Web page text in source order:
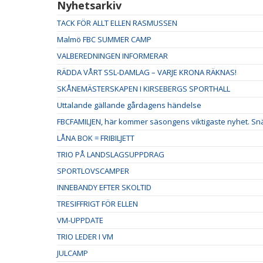
Nyhetsarkiv
TACK FÖR ALLT ELLEN RASMUSSEN
Malmö FBC SUMMER CAMP
VALBEREDNINGEN INFORMERAR
RÄDDA VÅRT SSL-DAMLAG – VARJE KRONA RÄKNAS!
SKÅNEMÄSTERSKAPEN I KIRSEBERGS SPORTHALL
Uttalande gällande gårdagens händelse
FBCFAMILJEN, här kommer säsongens viktigaste nyhet.
LÅNA BOK = FRIBILJETT
TRIO PÅ LANDSLAGSUPPDRAG
SPORTLOVSCAMPER
INNEBANDY EFTER SKOLTID
TRESIFFRIGT FÖR ELLEN
VM-UPPDATE
TRIO LEDER I VM
JULCAMP